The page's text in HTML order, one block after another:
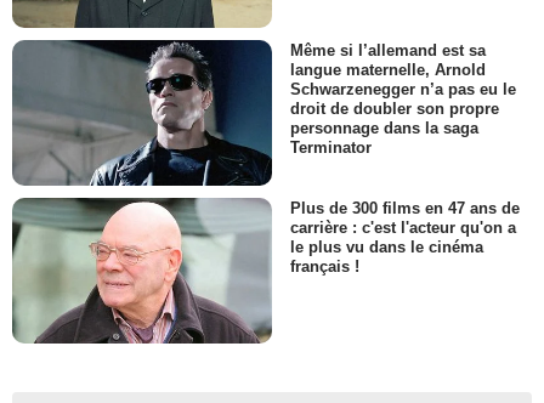
Même si l’allemand est sa
langue maternelle, Arnold
Schwarzenegger n’a pas eu le
droit de doubler son propre
personnage dans la saga
Terminator
Plus de 300 films en 47 ans de
carrière : c'est l'acteur qu'on a
le plus vu dans le cinéma
français !